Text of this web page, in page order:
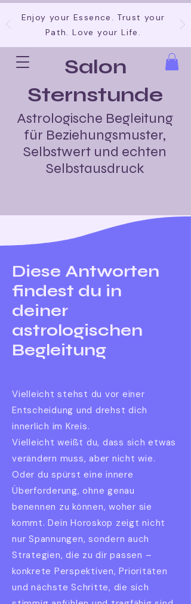
Enjoy your Essence. Trust your
Path. Love your Life.
Salon
Sternstunde
Astrologische Begleitung
für Beziehungsmuster,
Selbstwert und echten
Selbstausdruck
Diese Antworten
findest du in
deiner
astrologischen
Begleitung
Vielleicht stehst du vor einer
Entscheidung und drehst dich
innerlich im Kreis.
Vielleicht weißt du, dass sich etwas
verändern muss, aber nicht wie.
Oder du spürst eine innere
Überforderung, ohne genau
benennen zu können, woher sie
kommt. Dein Horoskop zeigt nicht
nur Spannungen, sondern auch
Strategien, die zu dir passen –
konkrete Perspektiven, Prioritäten
und nächste Schritte, die sich